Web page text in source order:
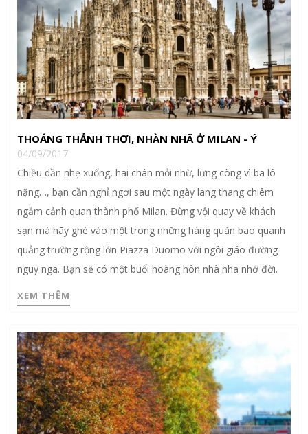
THOÁNG THẢNH THƠI, NHÀN NHÃ Ở MILAN - Ý
04/09/2017
Chiều dần nhẹ xuống, hai chân mỏi nhừ, lưng còng vì ba lô
nặng…, bạn cần nghỉ ngơi sau một ngày lang thang chiêm
ngắm cảnh quan thành phố Milan. Đừng vội quay về khách
sạn mà hãy ghé vào một trong những hàng quán bao quanh
quảng trường rộng lớn Piazza Duomo với ngôi giáo đường
nguy nga. Bạn sẽ có một buổi hoàng hôn nhà nhã nhớ đời.
XEM THÊM